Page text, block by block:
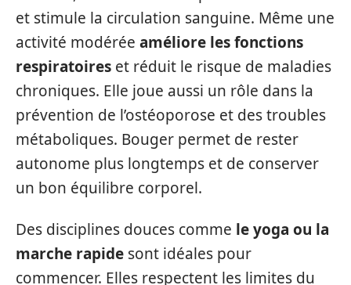
et stimule la circulation sanguine. Même une
activité modérée améliore les fonctions
respiratoires et réduit le risque de maladies
chroniques. Elle joue aussi un rôle dans la
prévention de l’ostéoporose et des troubles
métaboliques. Bouger permet de rester
autonome plus longtemps et de conserver
un bon équilibre corporel.
Des disciplines douces comme le yoga ou la
marche rapide sont idéales pour
commencer. Elles respectent les limites du